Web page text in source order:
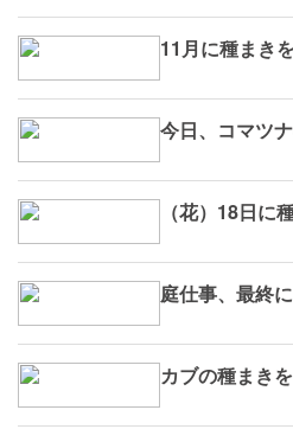
11月に種まき
今日、コマツ
（花）18日に
庭仕事、最終
カブの種まき